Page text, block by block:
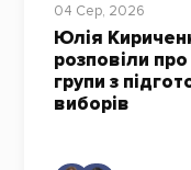
04 Сер, 2026
Юлія
розповіли
групи з
виборів